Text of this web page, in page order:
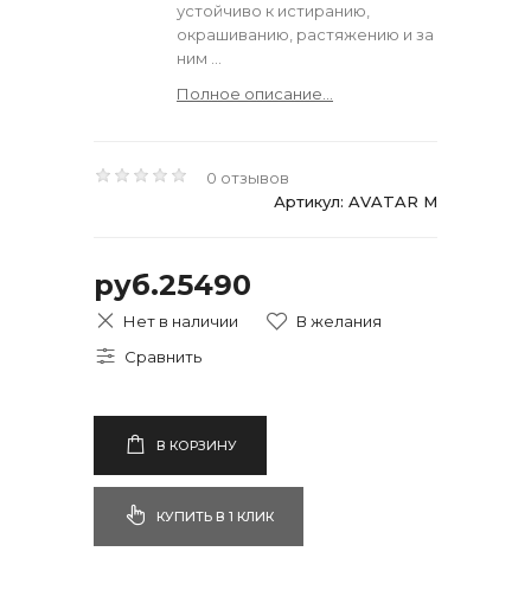
устойчиво к истиранию,
окрашиванию, растяжению и за
ним ...
Полное описание...
0 отзывов
Артикул: AVATAR M
руб.25490
Нет в наличии
В КОРЗИНУ
КУПИТЬ В 1 КЛИК